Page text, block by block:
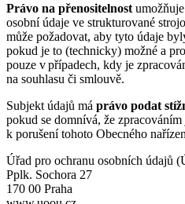
Právo na přenositelnost
osobní údaje ve strukturované
může požadovat, aby tyto údaje
pokud je to (technicky) možné a
pouze v případech, kdy je
na souhlasu či smlouvě.
Subjekt údajů má právo podat
pokud se domnívá, že
k porušení tohoto Obecného
Úřad pro ochranu osobních údajů
Pplk. Sochora 27
170 00 Praha